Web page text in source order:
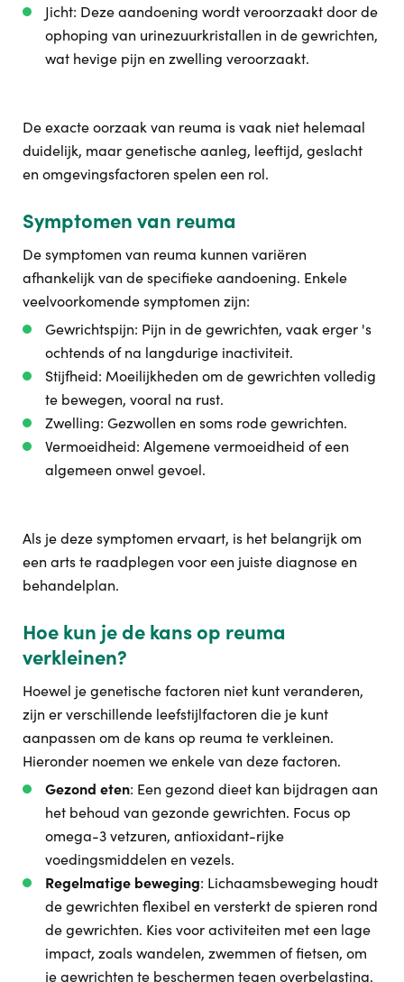
Jicht: Deze aandoening wordt veroorzaakt door de
ophoping van urinezuurkristallen in de gewrichten,
wat hevige pijn en zwelling veroorzaakt.
De exacte oorzaak van reuma is vaak niet helemaal
duidelijk, maar genetische aanleg, leeftijd, geslacht
en omgevingsfactoren spelen een rol.
Symptomen van reuma
De symptomen van reuma kunnen variëren
afhankelijk van de specifieke aandoening. Enkele
veelvoorkomende symptomen zijn:
Gewrichtspijn: Pijn in de gewrichten, vaak erger 's
ochtends of na langdurige inactiviteit.
Stijfheid: Moeilijkheden om de gewrichten volledig
te bewegen, vooral na rust.
Zwelling: Gezwollen en soms rode gewrichten.
Vermoeidheid: Algemene vermoeidheid of een
algemeen onwel gevoel.
Als je deze symptomen ervaart, is het belangrijk om
een arts te raadplegen voor een juiste diagnose en
behandelplan.
Hoe kun je de kans op reuma
verkleinen?
Hoewel je genetische factoren niet kunt veranderen,
zijn er verschillende leefstijlfactoren die je kunt
aanpassen om de kans op reuma te verkleinen.
Hieronder noemen we enkele van deze factoren.
Gezond eten: Een gezond dieet kan bijdragen aan
het behoud van gezonde gewrichten. Focus op
omega-3 vetzuren, antioxidant-rijke
voedingsmiddelen en vezels.
Regelmatige beweging: Lichaamsbeweging houdt
de gewrichten flexibel en versterkt de spieren rond
de gewrichten. Kies voor activiteiten met een lage
impact, zoals wandelen, zwemmen of fietsen, om
je gewrichten te beschermen tegen overbelasting.